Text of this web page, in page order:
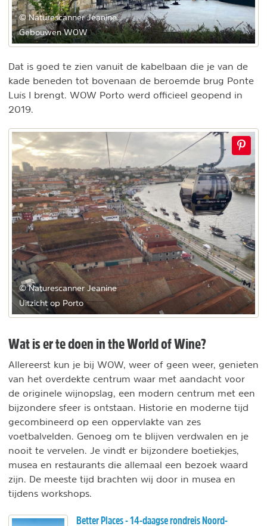
© Naturescanner Jeanine
Gebouwen WOW
Dat is goed te zien vanuit de kabelbaan die je van de
kade beneden tot bovenaan de beroemde brug Ponte
Luís I brengt. WOW Porto werd officieel geopend in
2019.
© Naturescanner Jeanine
Uitzicht op Porto
Wat is er te doen in the World of Wine?
Allereerst kun je bij WOW, weer of geen weer, genieten
van het overdekte centrum waar met aandacht voor
de originele wijnopslag, een modern centrum met een
bijzondere sfeer is ontstaan. Historie en moderne tijd
gecombineerd op een oppervlakte van zes
voetbalvelden. Genoeg om te blijven verdwalen en je
nooit te vervelen. Je vindt er bijzondere boetiekjes,
musea en restaurants die allemaal een bezoek waard
zijn. De meeste tijd brachten wij door in musea en
tijdens workshops.
Better Places - 14-daagse rondreis Noord-